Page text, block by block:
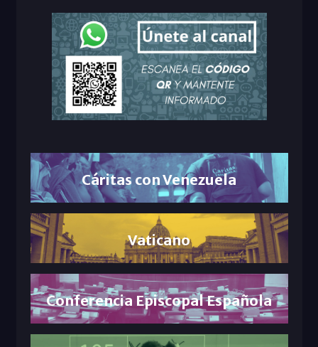
Cáritas con Venezuela
Vaticano
Conferencia Episcopal Española